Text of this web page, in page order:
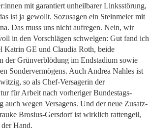
mit garantiert unheilbarer Linksstörung,
ist ja gewollt. Sozusagen ein Steinmeier mit
Das muss uns nicht aufregen. Nein, wir
in den Vorschlägen schwelgen: Gut fand ich
Katrin GE und Claudia Roth, beide
der Grünverblödung im Endstadium sowie
Sondervermögens. Auch Andrea Nahles ist
so als Chef-Versagerin der
für Arbeit nach vorheriger Bundestags-
auch wegen Versagens. Und der neue Zusatz-
Brosius-Gersdorf ist wirklich rattengeil,
Hand.